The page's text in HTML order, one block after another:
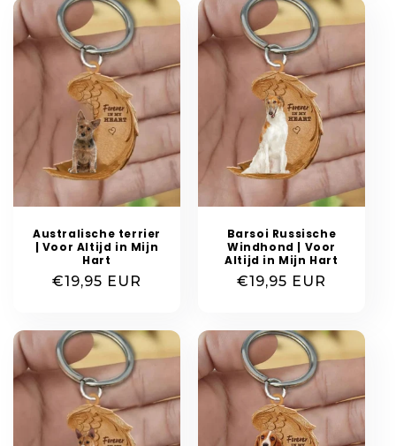
Australische terrier
| Voor Altijd in Mijn
Hart
Normale
€19,95 EUR
Barsoi Russische
Windhond | Voor
Altijd in Mijn Hart
Normale
€19,95 EUR